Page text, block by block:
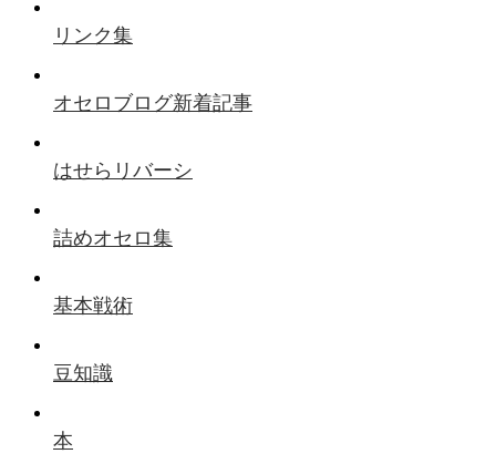
リンク集
オセロブログ新着記事
はせらリバーシ
詰めオセロ集
基本戦術
豆知識
本